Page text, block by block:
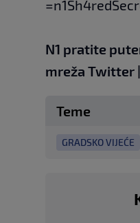
N1 pratite
mreža Twitter |
Teme
GRADSKO VIJEĆE